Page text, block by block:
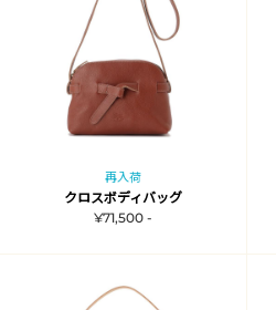
再入荷
クロスボディバッグ
¥71,500 -